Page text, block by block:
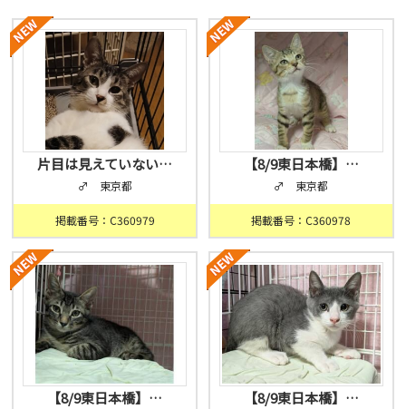
片目は見えていない…
♂ 東京都
掲載番号：C360979
【8/9東日本橋】…
♂ 東京都
掲載番号：C360978
【8/9東日本橋】… 【8/9東日本橋】…